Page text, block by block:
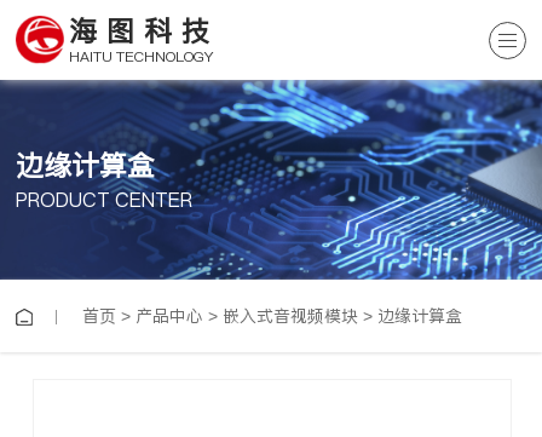
海图科技
HAITU TECHNOLOGY
边缘计算盒
PRODUCT CENTER
首页 > 产品中心 > 嵌入式音视频模块 > 边缘计算盒